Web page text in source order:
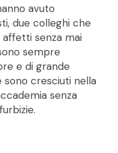
avuto
due colleghi che
affetti senza mai
sempre
e di grande
sono cresciuti nella
senza